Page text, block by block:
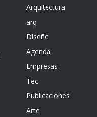
Arquitectura
arq
Diseño
Agenda
Empresas
Tec
Publicaciones
Arte